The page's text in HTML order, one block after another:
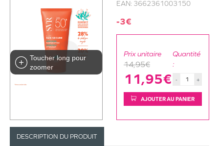
Toucher long pour
zoomer
EAN: 3662361003150
-3€
Prix unitaire
14,95€
11,95€
Quantité
:
- +
AJOUTER AU PANIER
DESCRIPTION DU PRODUIT